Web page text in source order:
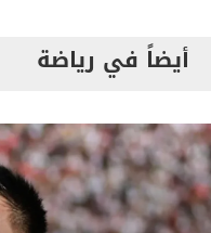
أيضاً في رياضة